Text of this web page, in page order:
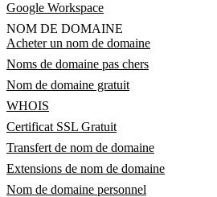
Google Workspace
NOM DE DOMAINE
Acheter un nom de domaine
Noms de domaine pas chers
Nom de domaine gratuit
WHOIS
Certificat SSL Gratuit
Transfert de nom de domaine
Extensions de nom de domaine
Nom de domaine personnel